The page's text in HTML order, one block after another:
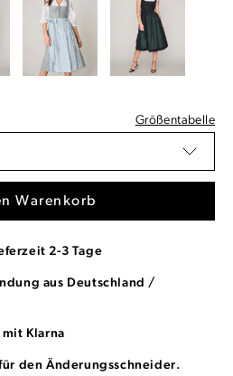
Größentabelle
Warenkorb
2-3 Tage
aus Deutschland /
mit Klarna
den Änderungsschneider.